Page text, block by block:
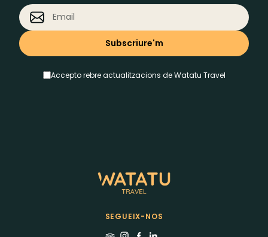
Accepto rebre actualitzacions de Watatu Travel
SEGUEIX-NOS